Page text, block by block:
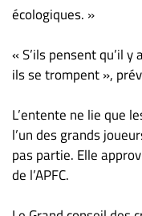
écologiques. »
« S’ils pensent qu’il
ils se trompent »,
L’entente ne lie que
l’un des grands
pas partie. Elle
de l’APFC.